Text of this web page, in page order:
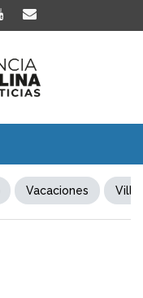
Vacaciones Villa